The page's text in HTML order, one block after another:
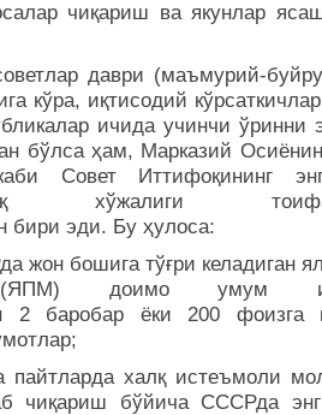
чиқариш ва якунлар
даври (маъмурий-
кўра, иқтисодий
ичида учинчи ўринни
бўлса ҳам, Марказий
Совет Иттифоқининг
хўжалиги
бири эди. Бу ҳулоса:
жон бошига тўғри келадиган
(ЯПМ) доимо умум
2 баробар ёки 200 фоизга
халқ истеъмоли
чиқариш бўйича СССРда энг